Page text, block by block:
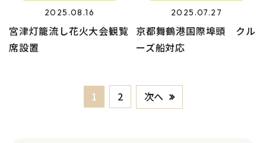
2025.08.16
宮津灯籠流し花火大会観覧
席設置
2025.07.27
京都舞鶴港国際埠頭 クル
ーズ船対応
1 2 次へ